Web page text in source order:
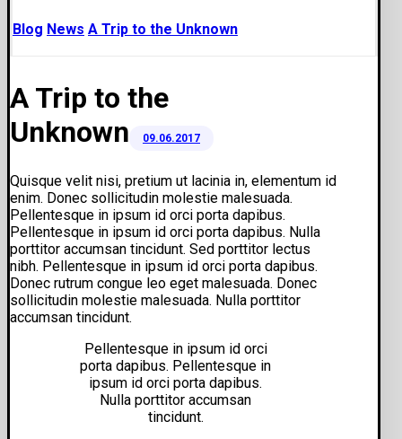
Blog News A Trip to the Unknown
A Trip to the
Unknown
09.06.2017
Quisque velit nisi, pretium ut lacinia in, elementum id
enim. Donec sollicitudin molestie malesuada.
Pellentesque in ipsum id orci porta dapibus.
Pellentesque in ipsum id orci porta dapibus. Nulla
porttitor accumsan tincidunt. Sed porttitor lectus
nibh. Pellentesque in ipsum id orci porta dapibus.
Donec rutrum congue leo eget malesuada. Donec
sollicitudin molestie malesuada. Nulla porttitor
accumsan tincidunt.
Pellentesque in ipsum id orci
porta dapibus. Pellentesque in
ipsum id orci porta dapibus.
Nulla porttitor accumsan
tincidunt.